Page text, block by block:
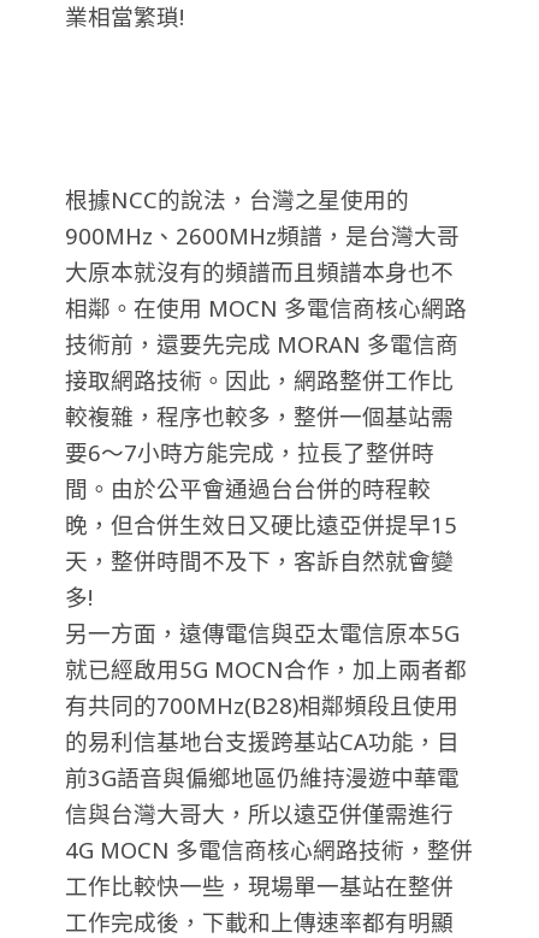
業相當繁瑣!
根據NCC的說法，台灣之星使用的
900MHz、2600MHz頻譜，是台灣大哥
大原本就沒有的頻譜而且頻譜本身也不
相鄰。在使用 MOCN 多電信商核心網路
技術前，還要先完成 MORAN 多電信商
接取網路技術。因此，網路整併工作比
較複雜，程序也較多，整併一個基站需
要6～7小時方能完成，拉長了整併時
間。由於公平會通過台台併的時程較
晚，但合併生效日又硬比遠亞併提早15
天，整併時間不及下，客訴自然就會變
多!
另一方面，遠傳電信與亞太電信原本5G
就已經啟用5G MOCN合作，加上兩者都
有共同的700MHz(B28)相鄰頻段且使用
的易利信基地台支援跨基站CA功能，目
前3G語音與偏鄉地區仍維持漫遊中華電
信與台灣大哥大，所以遠亞併僅需進行
4G MOCN 多電信商核心網路技術，整併
工作比較快一些，現場單一基站在整併
工作完成後，下載和上傳速率都有明顯